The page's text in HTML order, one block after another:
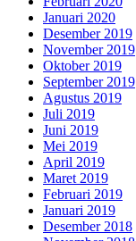
Januari 2020
Desember 2019
November 2019
Oktober 2019
September 2019
Agustus 2019
Juli 2019
Juni 2019
Mei 2019
April 2019
Maret 2019
Februari 2019
Januari 2019
Desember 2018